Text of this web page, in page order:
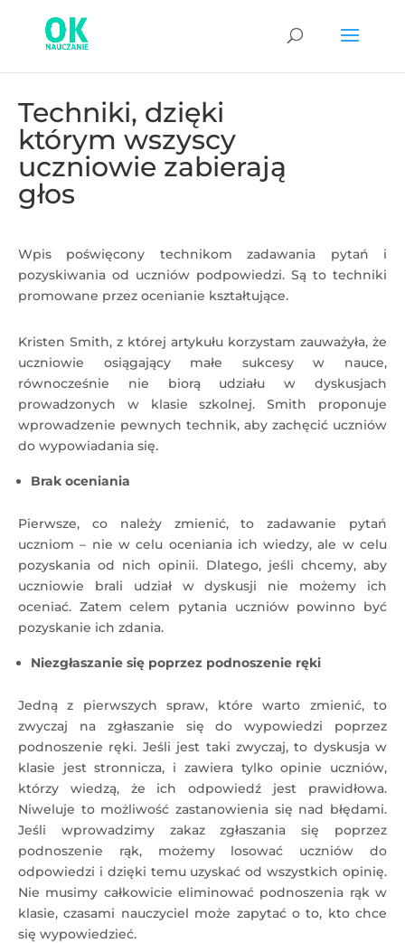
Techniki, dzięki
którym wszyscy
uczniowie zabierają
głos
Wpis poświęcony technikom zadawania pytań i
pozyskiwania od uczniów podpowiedzi. Są to techniki
promowane przez ocenianie kształtujące.
Kristen Smith, z której artykułu korzystam zauważyła, że
uczniowie osiągający małe sukcesy w nauce,
równocześnie nie biorą udziału w dyskusjach
prowadzonych w klasie szkolnej. Smith proponuje
wprowadzenie pewnych technik, aby zachęcić uczniów
do wypowiadania się.
Brak oceniania
Pierwsze, co należy zmienić, to zadawanie pytań
uczniom – nie w celu oceniania ich wiedzy, ale w celu
pozyskania od nich opinii. Dlatego, jeśli chcemy, aby
uczniowie brali udział w dyskusji nie możemy ich
oceniać. Zatem celem pytania uczniów powinno być
pozyskanie ich zdania.
Niezgłaszanie się poprzez podnoszenie ręki
Jedną z pierwszych spraw, które warto zmienić, to
zwyczaj na zgłaszanie się do wypowiedzi poprzez
podnoszenie ręki. Jeśli jest taki zwyczaj, to dyskusja w
klasie jest stronnicza, i zawiera tylko opinie uczniów,
którzy wiedzą, że ich odpowiedź jest prawidłowa.
Niweluje to możliwość zastanowienia się nad błędami.
Jeśli wprowadzimy zakaz zgłaszania się poprzez
podnoszenie rąk, możemy losować uczniów do
odpowiedzi i dzięki temu uzyskać od wszystkich opinię.
Nie musimy całkowicie eliminować podnoszenia rąk w
klasie, czasami nauczyciel może zapytać o to, kto chce
się wypowiedzieć.